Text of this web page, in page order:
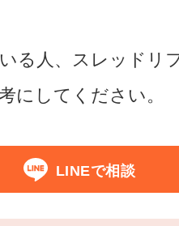
る人、スレッドリ
にしてください。
LINEで相談